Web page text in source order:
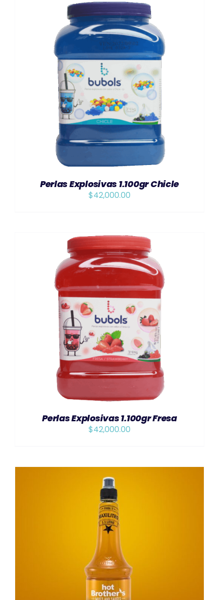
AÑADIR AL CARRITO DETAILS
Perlas Explosivas 1.100gr Chicle
$42,000.00
AÑADIR AL CARRITO / DETAILS
Perlas Explosivas 1.100gr Fresa
$42,000.00
AÑADIR AL CARRITO /